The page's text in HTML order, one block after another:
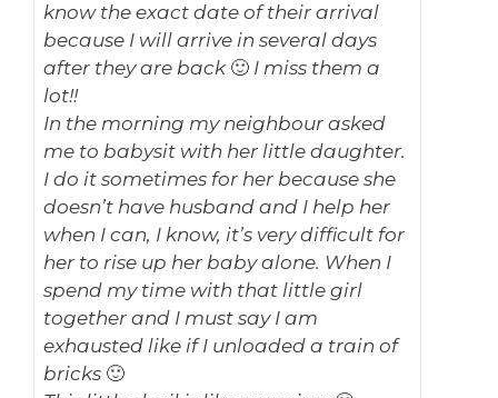
know the exact date of their arrival
because I will arrive in several days
after they are back 🙂 I miss them a
lot!!
In the morning my neighbour asked
me to babysit with her little daughter.
I do it sometimes for her because she
doesn’t have husband and I help her
when I can, I know, it’s very difficult for
her to rise up her baby alone. When I
spend my time with that little girl
together and I must say I am
exhausted like if I unloaded a train of
bricks 🙂